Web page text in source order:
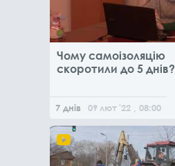
Чому самоізоляцію
скоротили до 5 днів?
7 днів 09 лют '22 , 08:00